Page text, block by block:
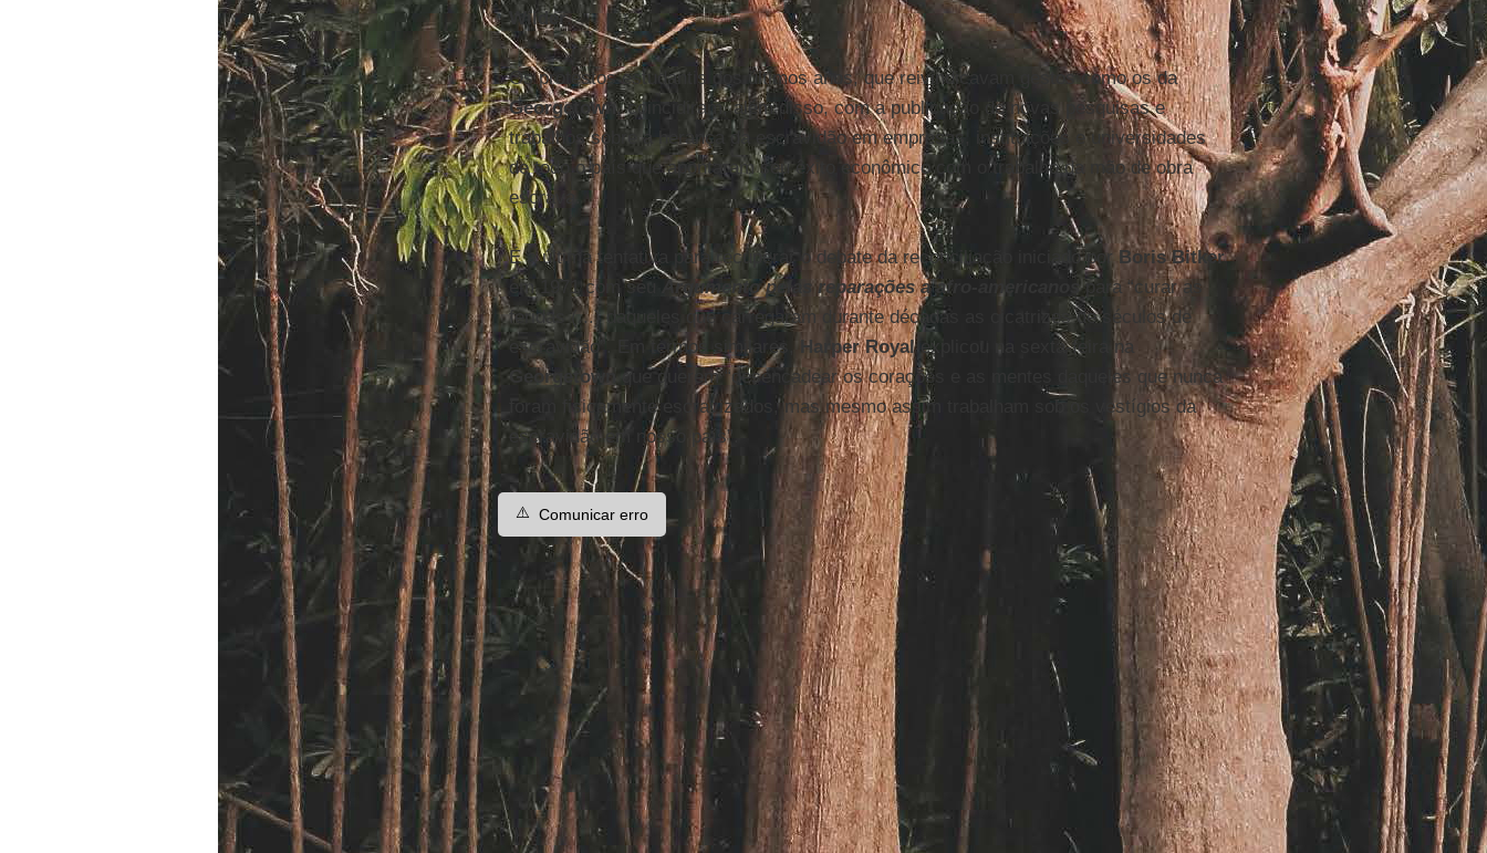
Wilder.
Os protestos estudantis dos últimos anos, que reivindicavam gestos como os da
Georgetown, coincidiram, além disso, com a publicação de novas pesquisas e
trabalhos sobre a herança da escravidão em empresas, instituições e universidades
de todo o país que apontaram seu êxito econômico com o trabalho da mão de obra
escrava.
É a última tentativa para recuperar o debate da reconciliação iniciado por Boris Bitker
em 1971 com seu
Argumento pelas reparações a afro-americanospara “curar as
feridas (...) daqueles que carregaram durante décadas as cicatrizes de séculos de
escravidão”. Em termos similares,
Harper Royalexplicou na sexta-feira na
Georgetown
que querem “desencadear os corações e as mentes daqueles que nunca
foram fisicamente escravizados, mas mesmo assim trabalham sob os vestígios da
escravidão em nosso país”.
⚠️ Comunicar erro